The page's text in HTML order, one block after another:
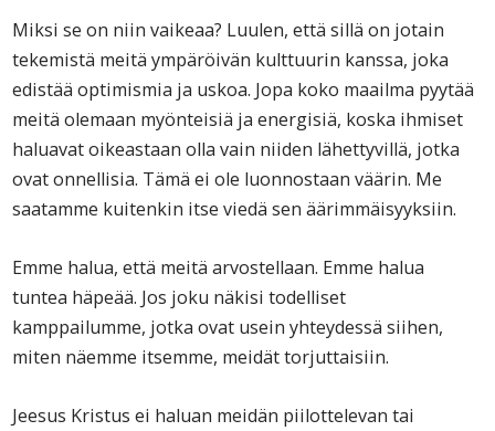
Miksi se on niin vaikeaa? Luulen, että sillä on jotain
tekemistä meitä ympäröivän kulttuurin kanssa, joka
edistää optimismia ja uskoa. Jopa koko maailma pyytää
meitä olemaan myönteisiä ja energisiä, koska ihmiset
haluavat oikeastaan olla vain niiden lähettyvillä, jotka
ovat onnellisia. Tämä ei ole luonnostaan väärin. Me
saatamme kuitenkin itse viedä sen äärimmäisyyksiin.
Emme halua, että meitä arvostellaan. Emme halua
tuntea häpeää. Jos joku näkisi todelliset
kamppailumme, jotka ovat usein yhteydessä siihen,
miten näemme itsemme, meidät torjuttaisiin.
Jeesus Kristus ei haluan meidän piilottelevan tai